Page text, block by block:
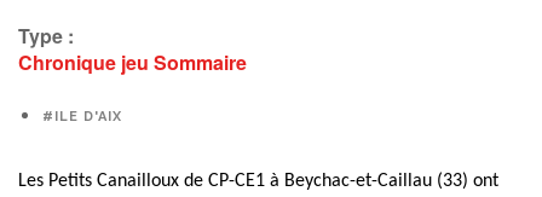
Type :
Chronique jeu Sommaire
#ILE D'AIX
Les Petits Canailloux de CP-CE1 à Beychac-et-Caillau (33) ont